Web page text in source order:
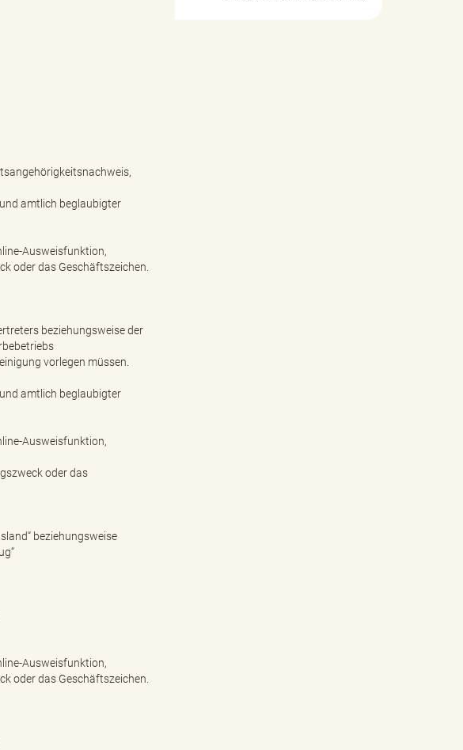
amtlich beglaubigter
Ausweisfunktion,
oder das Geschäftszeichen.
beziehungsweise der
vorlegen müssen.
amtlich beglaubigter
Ausweisfunktion,
oder das
beziehungsweise
Ausweisfunktion,
oder das Geschäftszeichen.